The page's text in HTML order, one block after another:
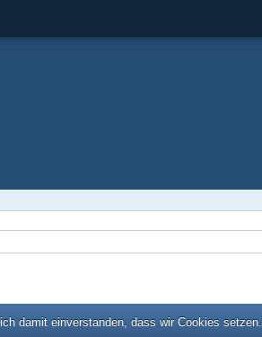
damit einverstanden, dass wir Cookies setzen.